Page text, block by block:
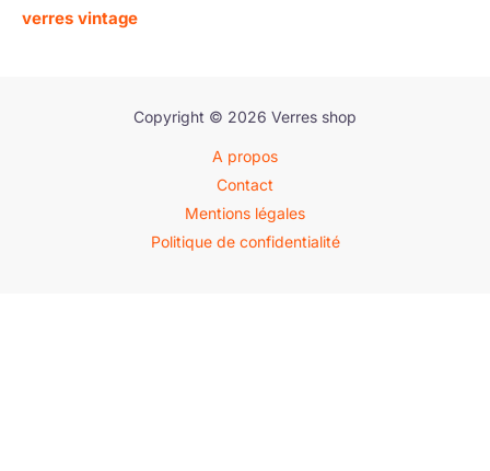
verres vintage
Copyright © 2026 Verres shop
A propos
Contact
Mentions légales
Politique de confidentialité